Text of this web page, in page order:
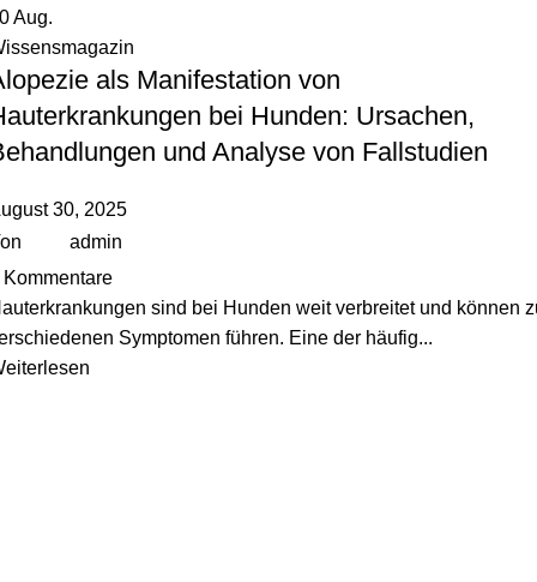
Aug.
als Manifestation von
bei Hunden: Ursachen,
und Analyse von Fallstudien
30, 2025
admin
Kommentare
sind bei Hunden weit verbreitet und können
Symptomen führen. Eine der häufig...